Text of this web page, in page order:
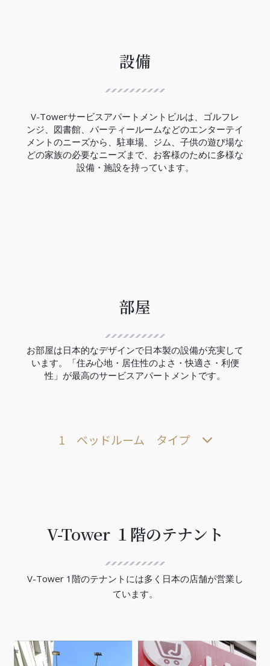
V-Towerの近くにはCauGiay駅があり、3号線の完
設備
V-Towerサービスアパートメントビルは、ゴルフレ
ンジ、図書館、パーティールームなどのエンターテイ
メントのニーズから、駐車場、ジム、子供の遊び場な
どの家族の必要なニーズまで、お客様のために多様な
設備・施設を持っています。
部屋
お部屋は日本的なデザインで日本製の設備が充実して
います。「住み心地・居住性のよさ・快適さ・利便
性」が最高のサービスアパートメントです。
1 ベッドルーム タイプ
V-Tower １階のテナント
V-Tower 1階のテナントには多く日本の店舗が営業し
ています。